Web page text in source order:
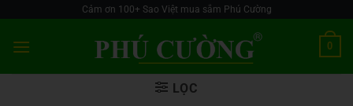
content
Cảm ơn 100+ Sao Việt mua sắm Phú Cường
0
LỌC